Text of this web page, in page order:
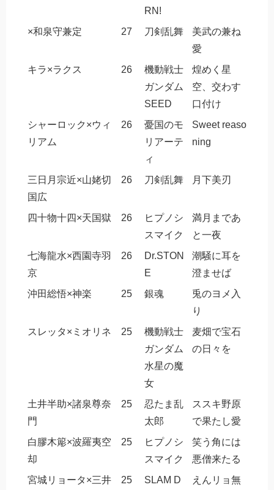
RN!
×和泉守兼定 27 刀剣乱舞
美武の兼ね
愛
キラ×ラクス
26
機動戦士
ガンダム
SEED
煌めく星
空、交わす
口付け
シャーロック×ウィ
リアム
26
憂国のモ
リアーテ
ィ
Sweet reaso
ning
三日月宗近×山姥切
国広
26 刀剣乱舞 月下美刃
四十物十四×天国獄 26
ヒプノシ
スマイク
満月まであ
と一夜
七海龍水×西園寺羽
京
26
Dr.STON
E
潮騒に耳を
澄ませば
沖田総悟×神楽
25 銀魂
兎のヨメ入
り
スレッタ×ミオリネ
25
機動戦士
ガンダム
水星の魔
女
麦畑で宝石
の日々を
土井半助×諸泉尊奈
門
25
忍たま乱
太郎
ススキ野原
で果たし愛
白膠木簓×波羅夷空
却
25
ヒプノシ
スマイク
笑う角には
悪僧来たる
宮城リョータ×三井
25
SLAM D
えんリョ無